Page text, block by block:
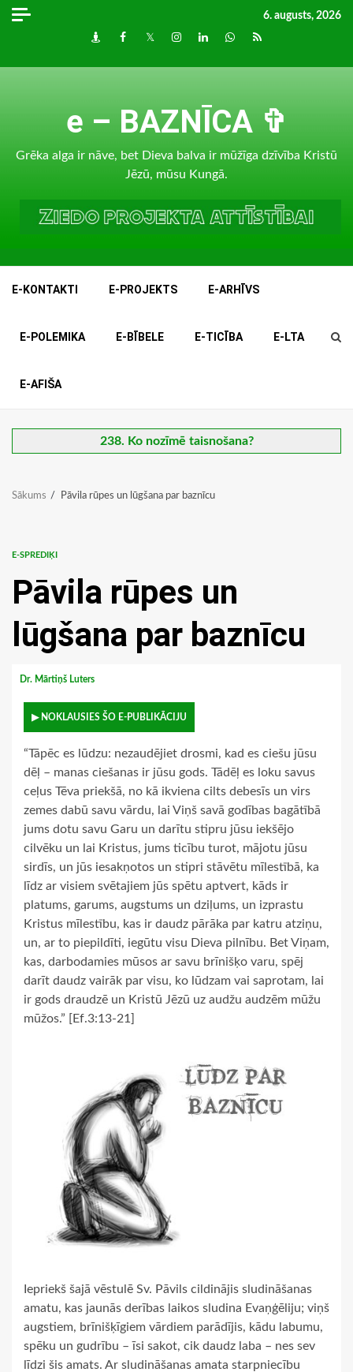
Skip
6. augusts, 2026
DraugiemFacebook
TwitterInstagram
LinkedInwhatsapp
RSS
e – BAZNĪCA ✞
Grēka alga ir nāve, bet Dieva balva ir mūžīga dzīvība Kristū
Jēzū, mūsu Kungā.
E-KONTAKTI E-PROJEKTS E-ARHĪVS
E-POLEMIKA E-BĪBELE E-TICĪBA E-LTA
E-AFIŠA
238. Ko nozīmē taisnošana?
Sākums Pāvila rūpes un lūgšana par baznīcu
E-SPREDIĶI
Pāvila rūpes un
lūgšana par baznīcu
Dr. Mārtiņš Luters
▶ NOKLAUSIES ŠO E-PUBLIKĀCIJU
“Tāpēc es lūdzu: nezaudējiet drosmi, kad es ciešu jūsu
dēļ – manas ciešanas ir jūsu gods. Tādēļ es loku savus
ceļus Tēva priekšā, no kā ikviena cilts debesīs un virs
zemes dabū savu vārdu, lai Viņš savā godības bagātībā
jums dotu savu Garu un darītu stipru jūsu iekšējo
cilvēku un lai Kristus, jums ticību turot, mājotu jūsu
sirdīs, un jūs iesakņotos un stipri stāvētu mīlestībā, ka
līdz ar visiem svētajiem jūs spētu aptvert, kāds ir
platums, garums, augstums un dziļums, un izprastu
Kristus mīlestību, kas ir daudz pārāka par katru atziņu,
un, ar to piepildīti, iegūtu visu Dieva pilnību. Bet Viņam,
kas, darbodamies mūsos ar savu brīnišķo varu, spēj
darīt daudz vairāk par visu, ko lūdzam vai saprotam, lai
ir gods draudzē un Kristū Jēzū uz audžu audzēm mūžu
mūžos.” [Ef.3:13-21]
Iepriekš šajā vēstulē Sv. Pāvils cildinājis sludināšanas
amatu, kas jaunās derības laikos sludina Evaņģēliju; viņš
augstiem, brīnišķīgiem vārdiem parādījis, kādu labumu,
spēku un gudrību – īsi sakot, cik daudz laba – nes sev
līdzi šis amats. Ar sludināšanas amata starpniecību